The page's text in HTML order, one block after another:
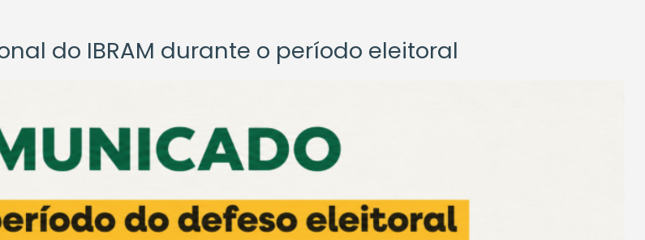
do IBRAM durante o período eleitoral